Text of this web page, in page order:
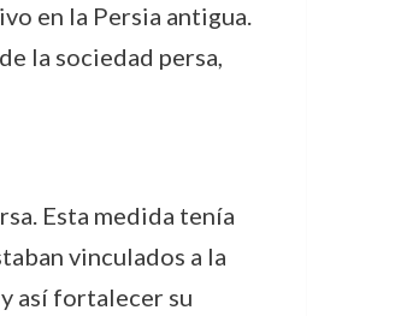
en la Persia antigua.
la sociedad persa,
Esta medida tenía
vinculados a la
así fortalecer su